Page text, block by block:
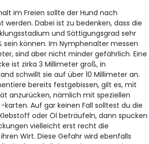
im Freien sollte der Hund nach
werden. Dabei ist zu bedenken, dass die
und Sättigungsgrad sehr
können. Im Nymphenalter messen
sind aber nicht minder gefährlich. Eine
ist zirka 3 Millimeter groß, in
schwillt sie auf über 10 Millimeter an.
bereits festgebissen, gilt es, mit
anzurücken, nämlich mit speziellen
karten. Auf gar keinen Fall solltest du die
oder Öl beträufeln, dann spucken
vielleicht erst recht die
Wirt. Diese Gefahr wird ebenfalls